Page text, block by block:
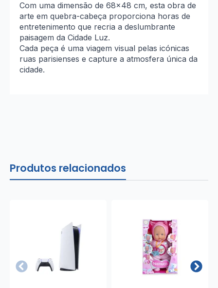
Com uma dimensão de 68×48 cm, esta obra de
arte em quebra-cabeça proporciona horas de
entretenimento que recria a deslumbrante
paisagem da Cidade Luz.
Cada peça é uma viagem visual pelas icónicas
ruas parisienses e capture a atmosfera única da
cidade.
Produtos relacionados